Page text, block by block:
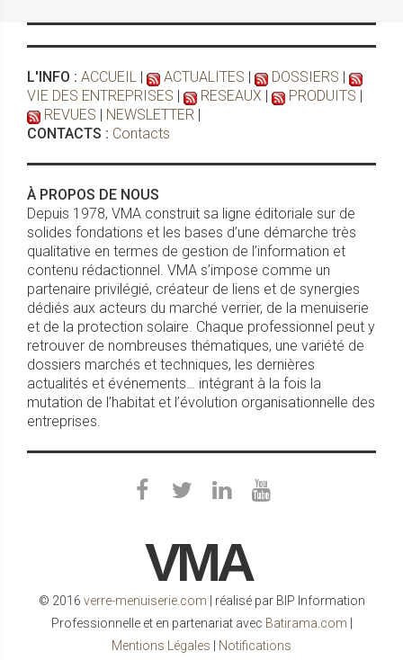
L'INFO : ACCUEIL ACTUALITES DOSSIERS
VIE DES ENTREPRISES
RESEAUX PRODUITS
REVUES
NEWSLETTER
CONTACTS : Contacts
À PROPOS DE NOUS
Depuis 1978, VMA construit sa ligne éditoriale sur de
solides fondations et les bases d’une démarche très
qualitative en termes de gestion de l’information et
contenu rédactionnel. VMA s’impose comme un
partenaire privilégié, créateur de liens et de synergies
dédiés aux acteurs du marché verrier, de la menuiserie
et de la protection solaire. Chaque professionnel peut y
retrouver de nombreuses thématiques, une variété de
dossiers marchés et techniques, les dernières
actualités et événements… intégrant à la fois la
mutation de l’habitat et l’évolution organisationnelle des
entreprises.
VMA
© 2016 verre-menuiserie.com | réalisé par BIP Information
Professionnelle et en partenariat avec Batirama.com
Mentions Légales
Notifications